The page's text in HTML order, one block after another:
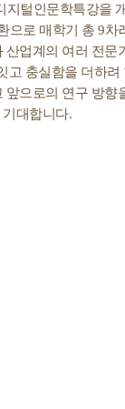
지털인문학특강을
으로 매학기 총 9차
업계의 여러 전문
고 충실함을 더하려
으로의 연구 방향
대합니다.